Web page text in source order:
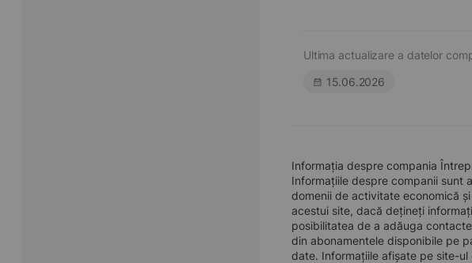
Ultima actualizare a datelor
15.06.2026
Informația despre compania
Informațiile despre companii sunt
domenii de activitate economică
acestui site, dacă dețineți
posibilitatea de a adăuga
din abonamentele disponibile pe
date. Informațiile afișate pe site-